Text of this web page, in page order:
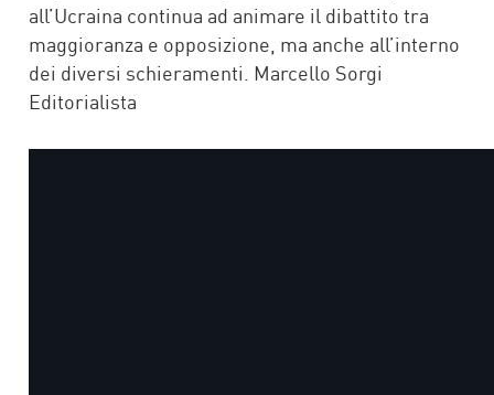
all’Ucraina continua ad animare il dibattito tra
maggioranza e opposizione, ma anche all’interno
dei diversi schieramenti. Marcello Sorgi
Editorialista